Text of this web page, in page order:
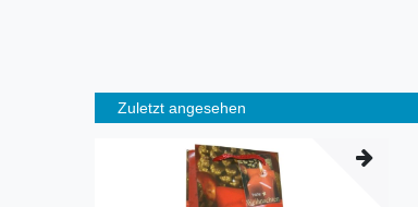
Zuletzt angesehen